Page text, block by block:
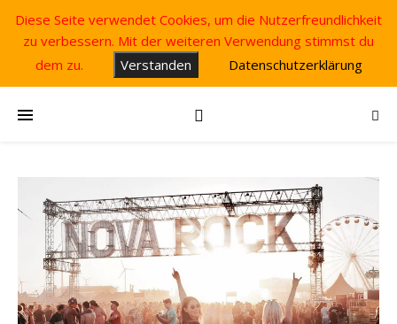
Diese Seite verwendet Cookies, um die Nutzerfreundlichkeit
zu verbessern. Mit der weiteren Verwendung stimmst du
dem zu.
Verstanden Datenschutzerklärung